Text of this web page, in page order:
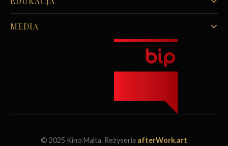
MEDIA
© 2025 Kino Malta. Reżyseria afterWork.art